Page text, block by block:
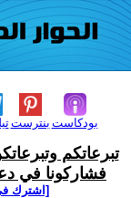
بنترست بودكاست
تبرعاتكم
فشاركونا في
[اشترك